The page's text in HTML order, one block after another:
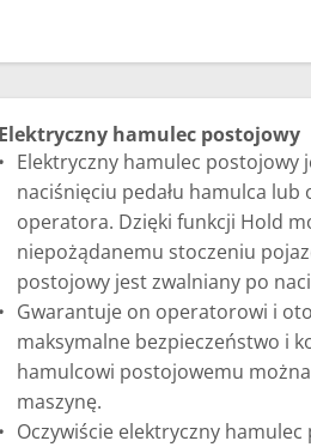
Elektryczny hamulec postojowy
Elektryczny hamulec postojowy
naciśnięciu pedału hamulca
operatora. Dzięki funkcji Hold
niepożądanemu stoczeniu
postojowy jest zwalniany po
Gwarantuje on operatorowi i
maksymalne bezpieczeństwo i
hamulcowi postojowemu
maszynę.
Oczywiście elektryczny